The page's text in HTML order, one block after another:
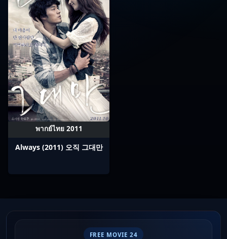
พากย์ไทย 2011
Always (2011) 오직 그대만
FREE MOVIE 24